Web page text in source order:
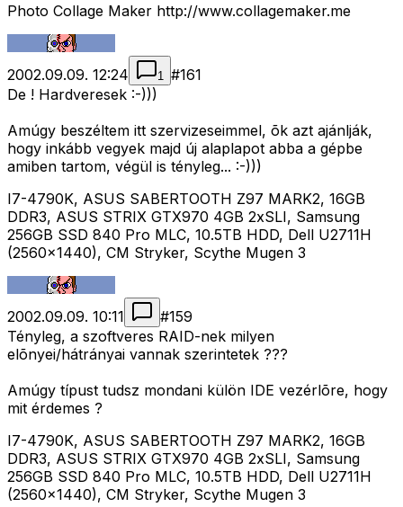
Photo Collage Maker http://www.collagemaker.me
2002.09.09. 12:24 1 #161
De ! Hardveresek :-)))
Amúgy beszéltem itt szervizeseimmel, õk azt ajánlják,
hogy inkább vegyek majd új alaplapot abba a gépbe
amiben tartom, végül is tényleg... :-)))
I7-4790K, ASUS SABERTOOTH Z97 MARK2, 16GB
DDR3, ASUS STRIX GTX970 4GB 2xSLI, Samsung
256GB SSD 840 Pro MLC, 10.5TB HDD, Dell U2711H
(2560x1440), CM Stryker, Scythe Mugen 3
2002.09.09. 10:11 #159
Tényleg, a szoftveres RAID-nek milyen
elõnyei/hátrányai vannak szerintetek ???
Amúgy típust tudsz mondani külön IDE vezérlõre, hogy
mit érdemes ?
I7-4790K, ASUS SABERTOOTH Z97 MARK2, 16GB
DDR3, ASUS STRIX GTX970 4GB 2xSLI, Samsung
256GB SSD 840 Pro MLC, 10.5TB HDD, Dell U2711H
(2560x1440), CM Stryker, Scythe Mugen 3